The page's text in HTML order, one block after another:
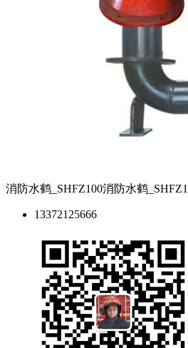
消防水鹤_SHFZ100消防水鹤
13372125666